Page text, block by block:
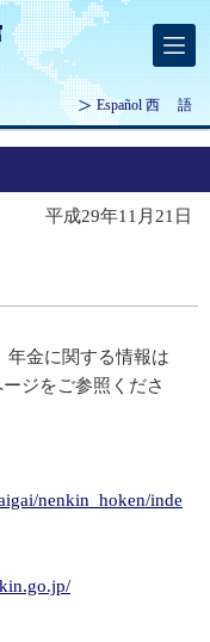
Español 西 語
平成29年11月21日
年金に関する情報は
ジをご参照くださ
nenkin_hoken/inde